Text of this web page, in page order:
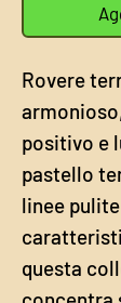
Rovere
positivo e
pastello
linee
questa